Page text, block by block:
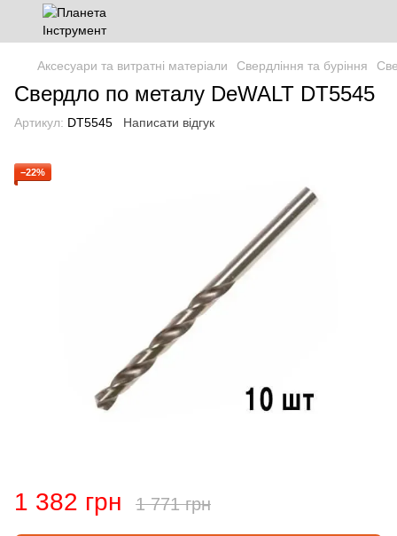
Аксесуари та витратні матеріали Свердління та буріння
Свердло по металу DeWALT DT5545
Артикул: DT5545 Написати відгук
−22%
1 382 грн 1 771 грн